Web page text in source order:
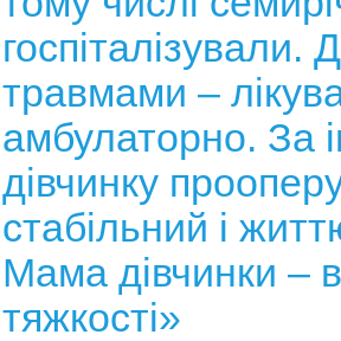
госпіталізували.
травмами –
амбулаторно. За
дівчинку
стабільний і
Мама дівчинки –
тяжкості»